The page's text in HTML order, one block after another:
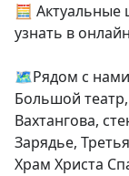
🧮 Актуальные
узнать в
🗺Рядом с нами
Большой
Вахтангова,
Зарядье,
Храм Христа